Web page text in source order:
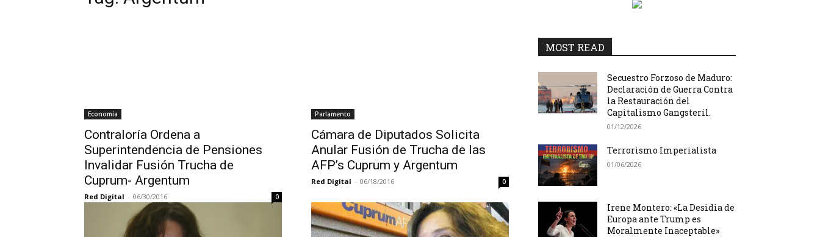
Economía
Contraloría Ordena a
Superintendencia de Pensiones
Invalidar Fusión Trucha de
Cuprum- Argentum
Red Digital - 06/30/2016 0
Parlamento
Cámara de Diputados Solicita
Anular Fusión de Trucha de las
AFP’s Cuprum y Argentum
Red Digital - 06/18/2016 0
MOST READ
Secuestro Forzoso de Maduro:
Declaración de Guerra Contra
la Restauración del
Capitalismo Gangsteril.
01/12/2026
Terrorismo Imperialista
01/06/2026
Irene Montero: «La Desidia de
Europa ante Trump es
Moralmente Inaceptable»